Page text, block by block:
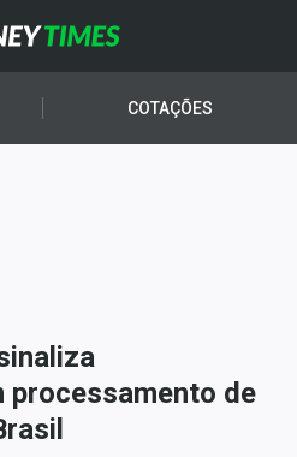
COTAÇÕES
processamento de